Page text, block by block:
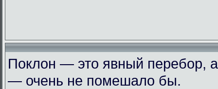
Поклон — это явный перебор,
— очень не помешало бы.